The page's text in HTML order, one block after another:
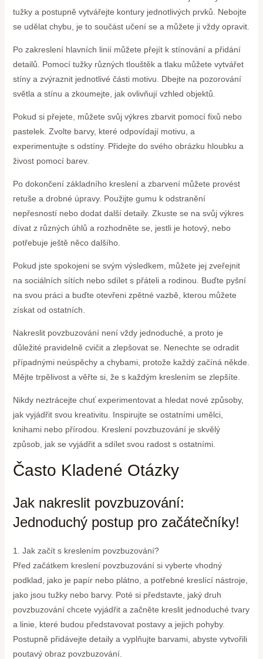
tužky a postupně vytvářejte kontury jednotlivých prvků. Nebojte
se udělat chybu, je to součást učení se a můžete ji vždy opravit.
Po zakreslení hlavních linií můžete přejít k stínování a přidání
detailů. Pomocí tužky různých tlouštěk a tlaku můžete vytvářet
stíny a zvýraznit jednotlivé části motivu. Dbejte na pozorování
světla a stínu a zkoumejte, jak ovlivňují vzhled objektů.
Pokud si přejete, můžete svůj výkres zbarvit pomocí fixů nebo
pastelek. Zvolte barvy, které odpovídají motivu, a
experimentujte s odstíny. Přidejte do svého obrázku hloubku a
živost pomocí barev.
Po dokončení základního kreslení a zbarvení můžete provést
retuše a drobné úpravy. Použijte gumu k odstranění
nepřesností nebo dodat další detaily. Zkuste se na svůj výkres
dívat z různých úhlů a rozhodněte se, jestli je hotový, nebo
potřebuje ještě něco dalšího.
Pokud jste spokojeni se svým výsledkem, můžete jej zveřejnit
na sociálních sítích nebo sdílet s přáteli a rodinou. Buďte pyšní
na svou práci a buďte otevřeni zpětné vazbě, kterou můžete
získat od ostatních.
Nakreslit povzbuzování není vždy jednoduché, a proto je
důležité pravidelně cvičit a zlepšovat se. Nenechte se odradit
případnými neúspěchy a chybami, protože každý začíná někde.
Mějte trpělivost a věřte si, že s každým kreslením se zlepšíte.
Nikdy neztrácejte chuť experimentovat a hledat nové způsoby,
jak vyjádřit svou kreativitu. Inspirujte se ostatními umělci,
knihami nebo přírodou. Kreslení povzbuzování je skvělý
způsob, jak se vyjádřit a sdílet svou radost s ostatními.
Často Kladené Otázky
Jak nakreslit povzbuzování:
Jednoduchý postup pro začátečníky!
1. Jak začít s kreslením povzbuzování?
Před začátkem kreslení povzbuzování si vyberte vhodný
podklad, jako je papír nebo plátno, a potřebné kreslící nástroje,
jako jsou tužky nebo barvy. Poté si představte, jaký druh
povzbuzování chcete vyjádřit a začněte kreslit jednoduché tvary
a linie, které budou představovat postavy a jejich pohyby.
Postupně přidávejte detaily a vyplňujte barvami, abyste vytvořili
poutavý obraz povzbuzování.